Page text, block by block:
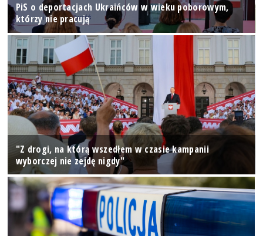
PiS o deportacjach Ukraińców w wieku poborowym,
którzy nie pracują
"Z drogi, na którą wszedłem w czasie kampanii
wyborczej nie zejdę nigdy"